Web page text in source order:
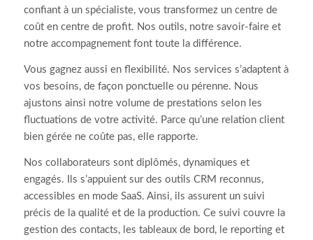
confiant à un spécialiste, vous transformez un centre de
coût en centre de profit. Nos outils, notre savoir-faire et
notre accompagnement font toute la différence.
Vous gagnez aussi en flexibilité. Nos services s’adaptent à
vos besoins, de façon ponctuelle ou pérenne. Nous
ajustons ainsi notre volume de prestations selon les
fluctuations de votre activité. Parce qu’une relation client
bien gérée ne coûte pas, elle rapporte.
Nos collaborateurs sont diplômés, dynamiques et
engagés. Ils s’appuient sur des outils CRM reconnus,
accessibles en mode SaaS. Ainsi, ils assurent un suivi
précis de la qualité et de la production. Ce suivi couvre la
gestion des contacts, les tableaux de bord, le reporting et